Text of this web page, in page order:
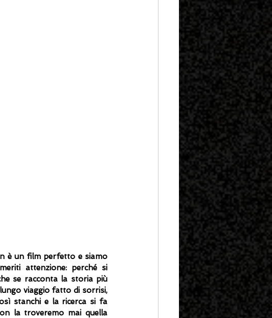
è un film perfetto e siamo
attenzione: perché si
se racconta la storia più
viaggio fatto di sorrisi,
stanchi e la ricerca si fa
la troveremo mai quella